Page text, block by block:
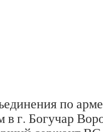
по
г. Богучар